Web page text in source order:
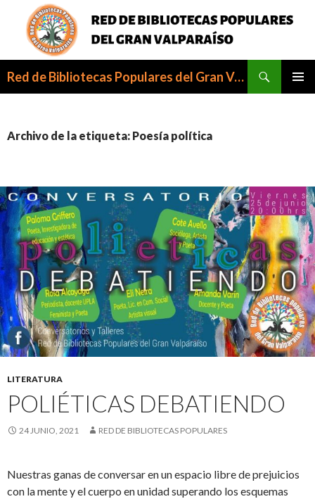
Red de Bibliotecas Populares del Gran Valparaíso
Archivo de la etiqueta: Poesía política
LITERATURA
POLIÉTICAS DEBATIENDO
24 JUNIO, 2021 RED DE BIBLIOTECAS POPULARES
Nuestras ganas de conversar en un espacio libre de prejuicios
con la mente y el cuerpo en unidad superando los esquemas